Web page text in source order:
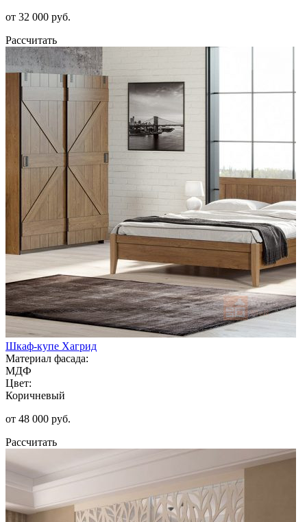
от 32 000 руб.
Рассчитать
Шкаф-купе Хагрид
Материал фасада:
МДФ
Цвет:
Коричневый
от 48 000 руб.
Рассчитать